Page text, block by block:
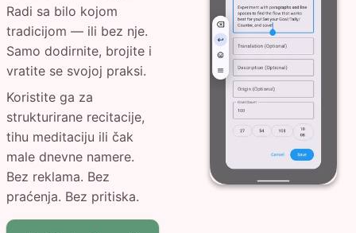
Radi sa bilo kojom
tradicijom — ili bez nje.
Samo dodirnite, brojite i
vratite se svojoj praksi.
Koristite ga za
strukturirane recitacije,
tihu meditaciju ili čak
male dnevne namere.
Bez reklama. Bez
praćenja. Bez pritiska.